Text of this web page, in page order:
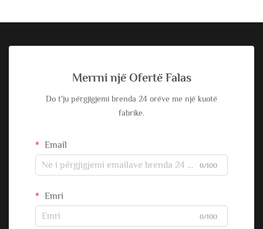
Merrni një Ofertë Falas
Do t'ju përgjigjemi brenda 24 orëve me një kuotë
fabrike.
Email
0/100
Emri
0/100